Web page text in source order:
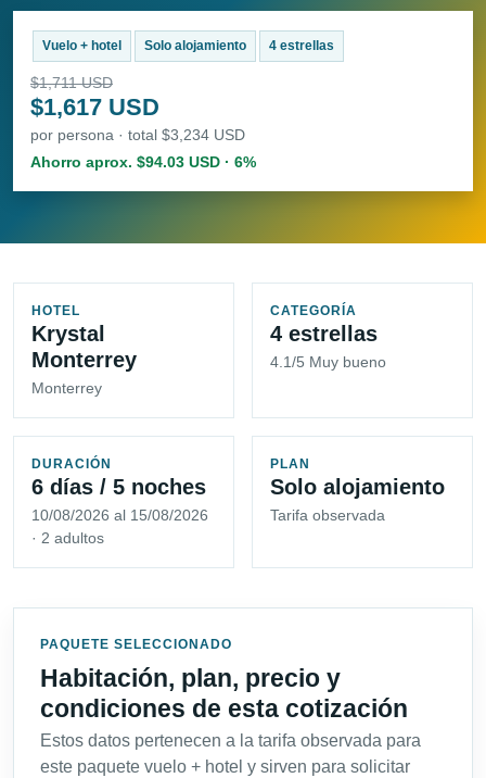
Vuelo + hotel Solo alojamiento 4 estrellas
$1,711 USD
$1,617 USD
por persona · total $3,234 USD
Ahorro aprox. $94.03 USD · 6%
HOTEL
Krystal
Monterrey
Monterrey
CATEGORÍA
4 estrellas
4.1/5 Muy bueno
DURACIÓN
6 días / 5 noches
10/08/2026 al 15/08/2026
· 2 adultos
PLAN
Solo alojamiento
Tarifa observada
PAQUETE SELECCIONADO
Habitación, plan, precio y
condiciones de esta cotización
Estos datos pertenecen a la tarifa observada para
este paquete vuelo + hotel y sirven para solicitar